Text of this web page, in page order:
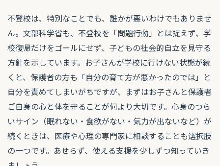
不登校は、特別なことでも、誰かが悪いわけでもありませ
ん。文部科学省も、不登校を「問題行動」とは捉えず、学
校復帰だけをゴールにせず、子どもの社会的自立を見守る
方針を示しています。お子さんが学校に行けない状態が続
くと、保護者の方も「自分の育て方が悪かったのでは」と
自分を責めてしまいがちですが、まずはお子さんと保護者
ご自身の心と体を守ることが何より大切です。心身のつら
いサイン（眠れない・食欲がない・気力が出ないなど）が
続くときは、医療や心理の専門家に相談することも選択肢
の一つです。あせらず、使える支援を少しずつ知っていき